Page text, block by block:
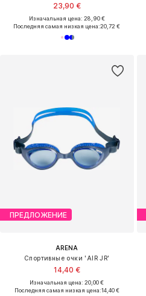
23,90 €
Изначальная цена: 28,90 €
Последняя самая низкая цена:20,72 €
ПРЕДЛОЖЕНИЕ
ARENA
Спортивные очки 'AIR JR'
14,40 €
Изначальная цена: 20,00 €
Последняя самая низкая цена:14,40 €